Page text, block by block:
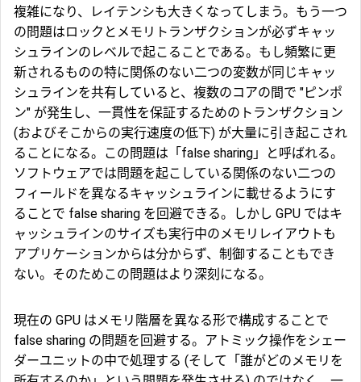
複雑になり、レイテンシも大きくなってしまう。もう一つ
の問題はロックとメモリトランザクションが必ずキャッ
シュラインのレベルで起こることである。もし頻繁に更
新されるものの特に関係のない二つの変数が同じキャッ
シュラインを共有していると、複数のコアの間で "ピンポ
ン" が発生し、一貫性を保証するためのトランザクション
(およびそこからの実行速度の低下) が大量に引き起こされ
ることになる。この問題は「 false sharing 」と呼ばれる。
ソフトウェアでは問題を起こしている関係のない二つの
フィールドを異なるキャッシュラインに載せるようにす
ることで false sharing を回避できる。しかし GPU ではキ
ャッシュラインのサイズも実行中のメモリレイアウトも
アプリケーションからは分からず、制御することもでき
ない。そのためこの問題はより深刻になる。
現在の GPU はメモリ階層を異なる形で構成することで
false sharing の問題を回避する。アトミック操作をシェー
ダーユニットの中で処理する (そして「誰がどのメモリを